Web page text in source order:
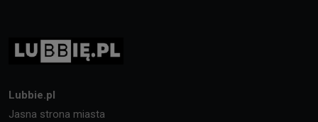
Lubbie.pl
Jasna strona miasta